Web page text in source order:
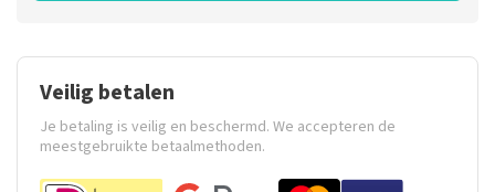
Veilig betalen
Je betaling is veilig en beschermd. We accepteren de
meestgebruikte betaalmethoden.